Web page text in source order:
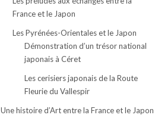
France et le Japon
Les Pyrénées-Orientales et le Japon
Démonstration d’un trésor national
japonais à Céret
Les cerisiers japonais de la Route
Fleurie du Vallespir
Une histoire d’Art entre la France et le Japon